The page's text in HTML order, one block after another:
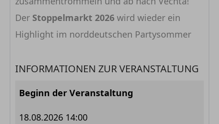
Der Stoppelmarkt 2026 wird wieder ein
Highlight im norddeutschen Partysommer
INFORMATIONEN ZUR VERANSTALTUNG
Beginn der Veranstaltung
18.08.2026 14:00